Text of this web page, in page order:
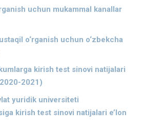
uchun mukammal kanallar
o‘rganish uchun o‘zbekcha
kirish test sinovi natijalari
2021)
yuridik universiteti
kirish test sinovi natijalari e’lon